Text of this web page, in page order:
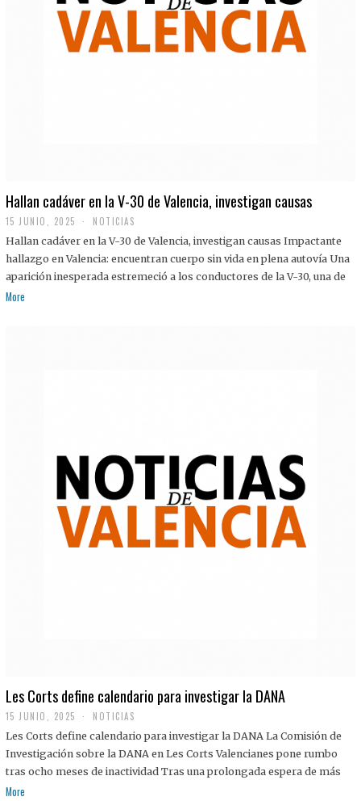
Hallan cadáver en la V-30 de Valencia, investigan causas
15 JUNIO, 2025 NOTICIAS
Hallan cadáver en la V-30 de Valencia, investigan causas Impactante
hallazgo en Valencia: encuentran cuerpo sin vida en plena autovía Una
aparición inesperada estremeció a los conductores de la V-30, una de
More
Les Corts define calendario para investigar la DANA
15 JUNIO, 2025 NOTICIAS
Les Corts define calendario para investigar la DANA La Comisión de
Investigación sobre la DANA en Les Corts Valencianes pone rumbo
tras ocho meses de inactividad Tras una prolongada espera de más
More